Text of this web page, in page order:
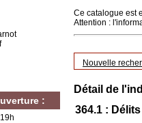
Ce catalogue est
Attention :
Nouvelle
Détail de
364.1 :
: